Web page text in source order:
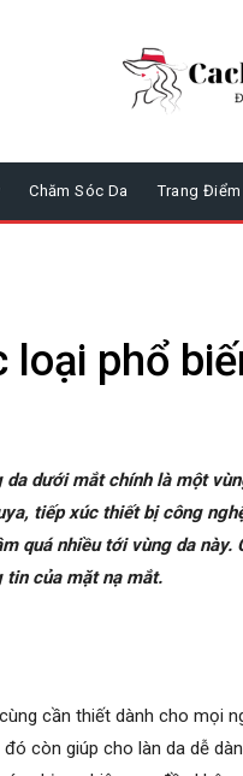
Chăm Sóc Da Trang Điểm
loại phổ
dưới mắt chính là một
tiếp xúc thiết bị công
quá nhiều tới vùng da
tin của mặt nạ mắt.
cần thiết dành cho mọi
còn giúp cho làn da dễ